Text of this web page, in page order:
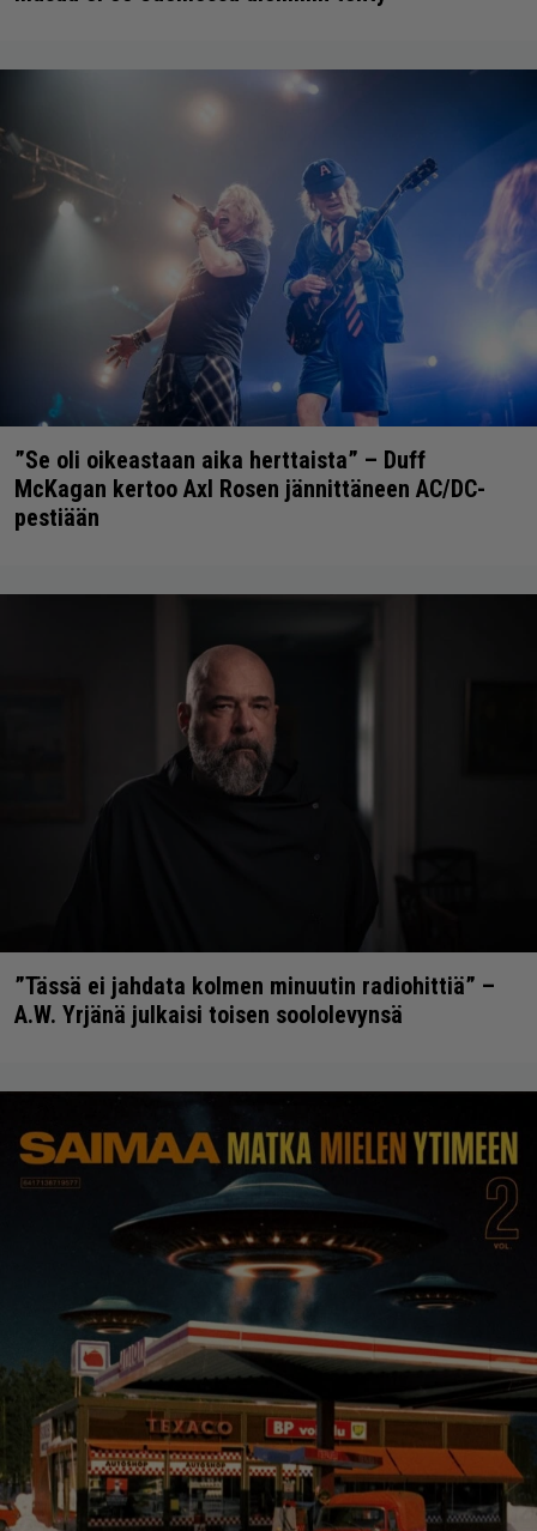
”Se oli oikeastaan aika herttaista” – Duff
McKagan kertoo Axl Rosen jännittäneen AC/DC-
pestiään
”Tässä ei jahdata kolmen minuutin radiohittiä” –
A.W. Yrjänä julkaisi toisen soololevynsä